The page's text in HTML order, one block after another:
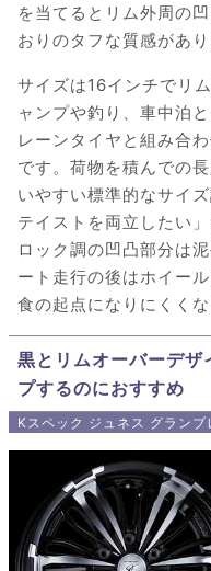
を当てるとリム外周の
おりのタフな質感があり
サイズは16インチでリ
ャンプや釣り、車中泊
レーンタイヤと組み合
です。荷物を積んでの
いやすい標準的なサイ
テイストを両立したい
ロック調の凹凸部分は
ート走行の後はホイー
食の起点になりにくくな
黒とリムオーバーデザ
プするのにおすすめ
Kスペック ジュネス グランブ